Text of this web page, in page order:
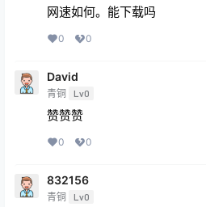
网速如何。能下载吗
0 0
David
青铜 Lv0
赞赞赞
0 0
832156
青铜 Lv0